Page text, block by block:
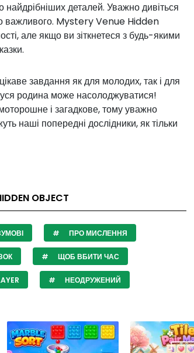
деталей. Уважно дивіться
важливого. Mystery Venue Hidden
але якщо ви зіткнетеся з будь-якими
завдання як для молодих, так і для
уся родина може насолоджуватися!
і загадкове, тому уважно
наші попередні дослідники, як тільки
OBJECT
ПРО МИСЛЕННЯ
ЩОБ ВБИТИ ЧАС
НЕОДРУЖЕНИЙ